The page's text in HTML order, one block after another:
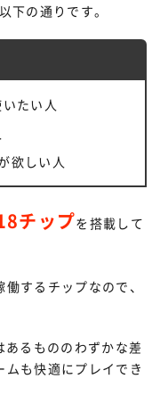
の通りです。
たい人
欲しい人
チップを搭載して
するチップなので、
るもののわずかな差
も快適にプレイでき